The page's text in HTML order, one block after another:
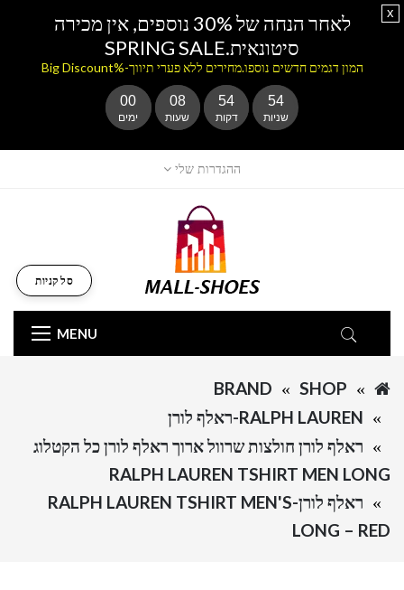
ההגדרות שלי
MENU
סל קניות
SHOP
BRAND
RALPH LAUREN-ראלף לורן
ראלף לורן חולצות שרוול ארוך ראלף לורן כל הקטלוג
RALPH LAUREN TSHIRT MEN LONG
ראלף לורן-RALPH LAUREN TSHIRT MEN'S
LONG – RED
לאחר הנחה של 30% נוספים, אין מכירה
סיטונאית.SPRING SALE
המון דגמים חדשים נוספו.מחירים ללא פערי תיווך-%Big Discount
00
ימים
08
שעות
54
דקות
54
שניות
x